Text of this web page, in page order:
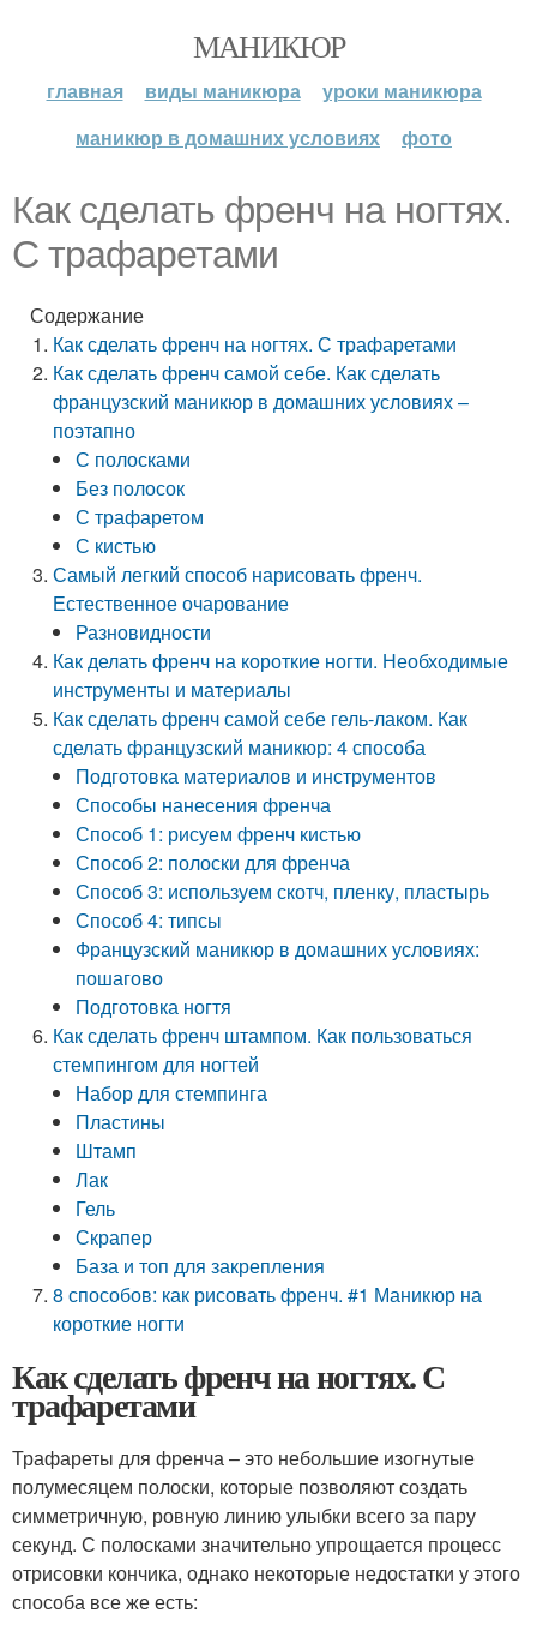
МАНИКЮР
главная виды маникюра
уроки маникюра
маникюр в домашних условиях
фото
Как сделать френч на ногтях.
С трафаретами
Содержание
Как сделать френч на ногтях. С трафаретами
Как сделать френч самой себе. Как сделать
французский маникюр в домашних условиях –
поэтапно
С полосками
Без полосок
С трафаретом
С кистью
Самый легкий способ нарисовать френч.
Естественное очарование
Разновидности
Как делать френч на короткие ногти. Необходимые
инструменты и материалы
Как сделать френч самой себе гель-лаком. Как
сделать французский маникюр: 4 способа
Подготовка материалов и инструментов
Способы нанесения френча
Способ 1: рисуем френч кистью
Способ 2: полоски для френча
Способ 3: используем скотч, пленку, пластырь
Способ 4: типсы
Французский маникюр в домашних условиях:
пошагово
Подготовка ногтя
Как сделать френч штампом. Как пользоваться
стемпингом для ногтей
Набор для стемпинга
Пластины
Штамп
Лак
Гель
Скрапер
База и топ для закрепления
8 способов: как рисовать френч. #1 Маникюр на
короткие ногти
Как сделать френч на ногтях. С
трафаретами
Трафареты для френча – это небольшие изогнутые
полумесяцем полоски, которые позволяют создать
симметричную, ровную линию улыбки всего за пару
секунд. С полосками значительно упрощается процесс
отрисовки кончика, однако некоторые недостатки у этого
способа все же есть: